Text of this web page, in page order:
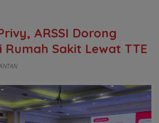
ARSSI Dorong
Rumah Sakit Lewat TTE